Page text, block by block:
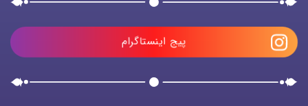
پیج اینستاگرام